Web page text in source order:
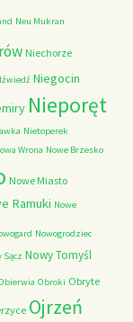
Neu Mukran
Niechorze
Niegocin
Nieporęt
Nietoperek
Wrona Nowe Brzesko
Nowe Miasto
Ramuki Nowe
Nowogrodziec
Sącz Nowy Tomyśl
Obroki Obryte
Ojrzeń